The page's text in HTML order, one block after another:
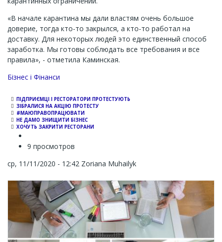
«В начале карантина мы дали властям очень большое
доверие, тогда кто-то закрылся, а кто-то работал на
доставку. Для некоторых людей это единственный способ
заработка. Мы готовы соблюдать все требования и все
правила», - отметила Каминская.
Бізнес і Фінанси
ПІДПРИЄМЦІ І РЕСТОРАТОРИ ПРОТЕСТУЮТЬ
ЗІБРАЛИСЯ НА АКЦІЮ ПРОТЕСТУ
#МАЮПРАВОПРАЦЮВАТИ
НЕ ДАМО ЗНИЩИТИ БІЗНЕС
ХОЧУТЬ ЗАКРИТИ РЕСТОРАНИ
9 просмотров
ср, 11/11/2020 - 12:42 Zoriana Muhailyk